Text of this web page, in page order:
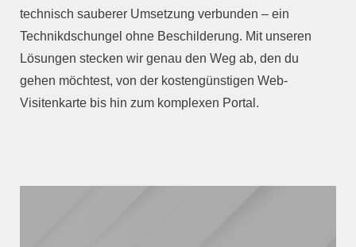
technisch sauberer Umsetzung verbunden – ein
Technikdschungel ohne Beschilderung. Mit unseren
Lösungen stecken wir genau den Weg ab, den du
gehen möchtest, von der kostengünstigen Web-
Visitenkarte bis hin zum komplexen Portal.